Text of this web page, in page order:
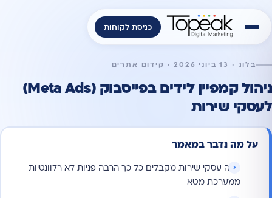
כניסת לקוחות
בלוג · 13 ביוני 2026 · קידום אתרים
ניהול קמפיין לידים בפייסבוק (Meta Ads)
לעסקי שירות
על מה נדבר במאמר
למה עסקי שירות מקבלים כל כך הרבה פניות לא רלוונטיות
ממערכת מטא